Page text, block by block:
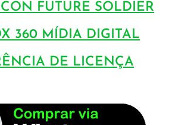
FUTURE SOLDIER
360 MÍDIA DIGITAL
DE LICENÇA